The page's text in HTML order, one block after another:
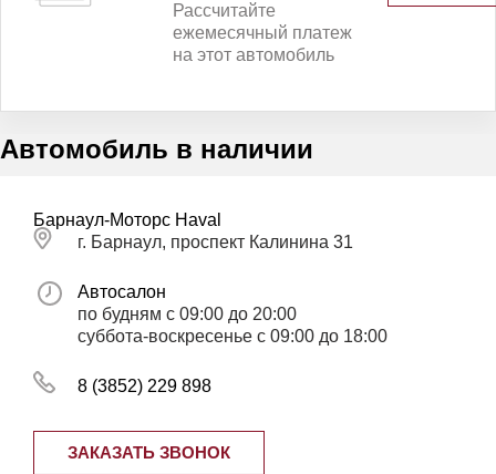
Рассчитайте
ежемесячный платеж
на этот автомобиль
Автомобиль в наличии
Барнаул-Моторс Haval
г. Барнаул, проспект Калинина 31
Автосалон
по будням с 09:00 до 20:00
суббота-воскресенье с 09:00 до 18:00
8 (3852) 229 898
ЗАКАЗАТЬ ЗВОНОК